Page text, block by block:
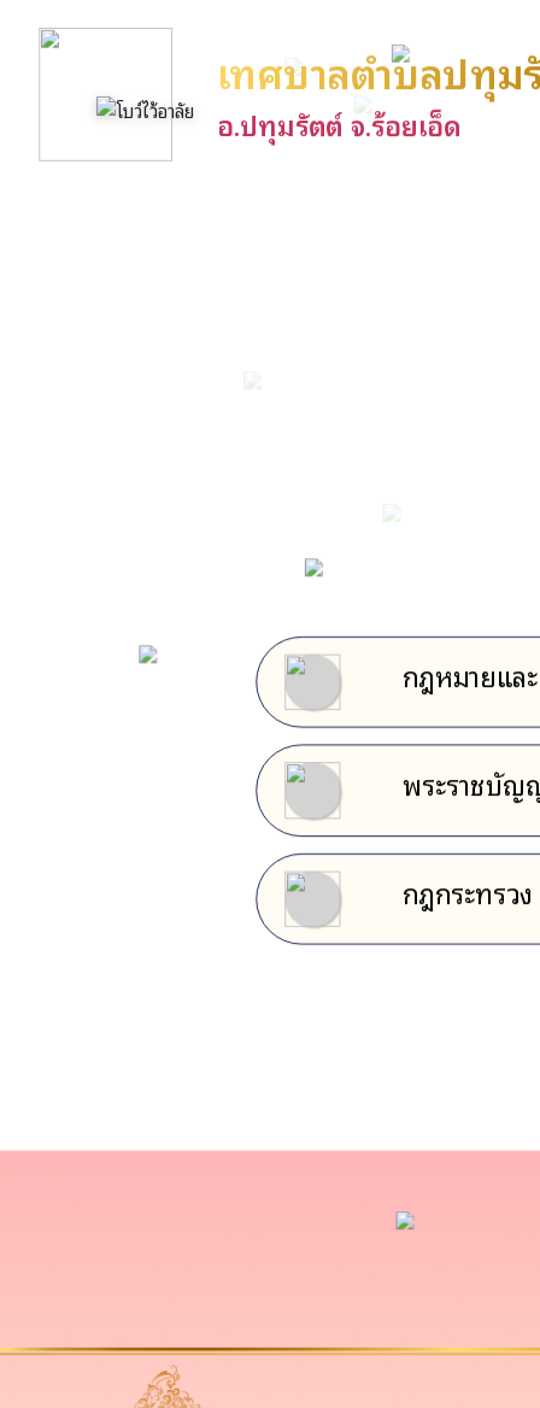
เทศบาลตำบลปทุม
อ.ปทุมรัตต์ จ.ร้อยเอ็ด
กฎหมายแล
พระราชบั
กฎกระทรวง